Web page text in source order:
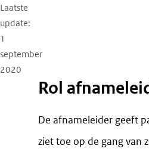
Laatste
update
1
september
2020
Rol
De afnameleider geeft
ziet toe op de gang van